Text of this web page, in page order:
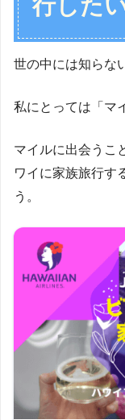
行した
世の中には知らな
私にとっては「マ
マイルに出会うこ
ワイに家族旅行す
う。